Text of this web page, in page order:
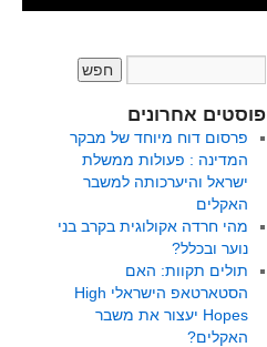
פוסטים אחרונים
פרסום דוח מיוחד של מבקר
המדינה : פעולות ממשלת
ישראל והיערכותה למשבר
האקלים
מהי חרדה אקולוגית בקרב בני
נוער ובכלל?
תולים תקוות: האם
הסטארטאפ הישראלי High
Hopes יעצור את משבר
האקלים?